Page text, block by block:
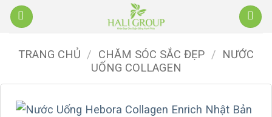
Bỏ
qua
dung
TRANG CHỦ / CHĂM SÓC SẮC ĐẸP /
NƯỚC
UỐNG COLLAGEN